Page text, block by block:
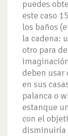
puedes
este caso
los baños
la cadena:
otro para
deben usar
en sus
palanca o
estanque
con el
disminuiría